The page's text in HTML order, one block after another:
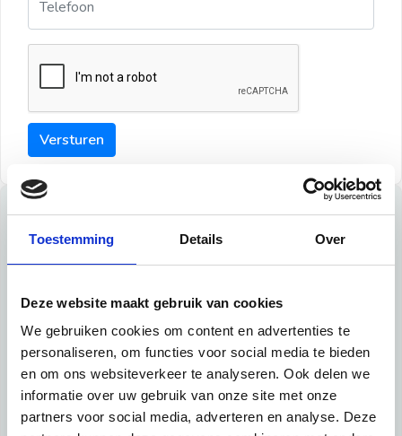
Toestemming Details Over
Deze website maakt gebruik van cookies
We gebruiken cookies om content en advertenties te
personaliseren, om functies voor social media te bieden
en om ons websiteverkeer te analyseren. Ook delen we
informatie over uw gebruik van onze site met onze
partners voor social media, adverteren en analyse. Deze
Versturen
Tips
Tip 1:
Schrijf een duidelijke introductie en geef de volgende
informatie mee:
Ben je student, werkachtig of werkzoekend